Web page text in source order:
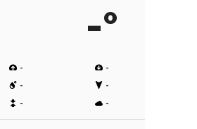
-º
-
-
-
-
-
-